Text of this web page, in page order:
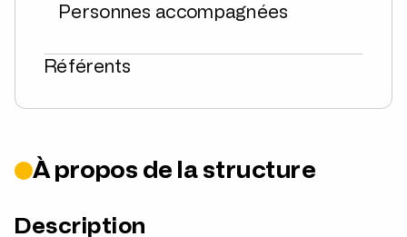
Personnes accompagnées
Référents
À propos de la structure
Description